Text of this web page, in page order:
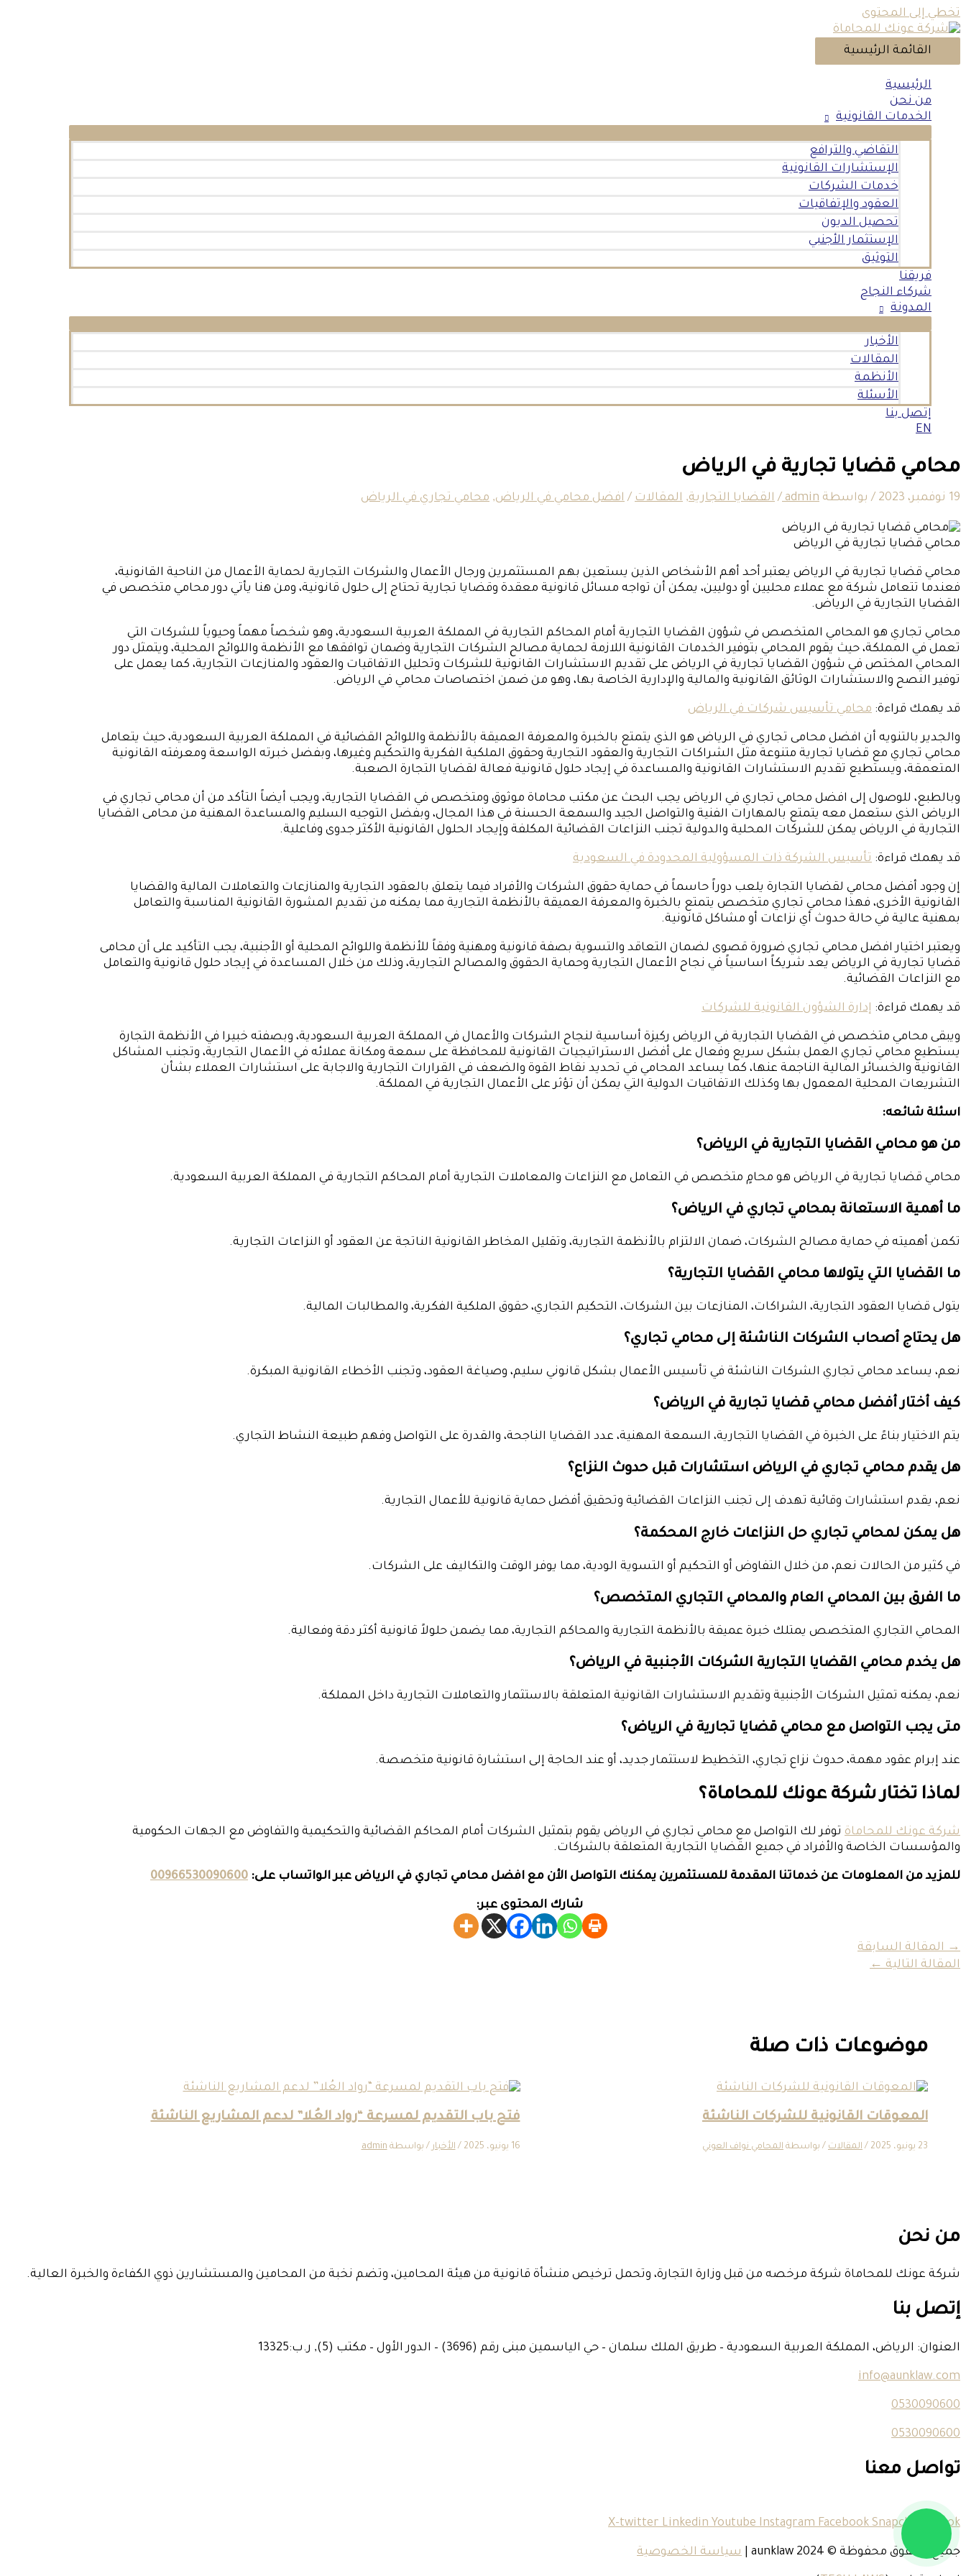
تخطي إلى المحتوى
القائمة الرئيسية
الرئيسية
من نحن
الخدمات القانونية
التقاضي والترافع
الإستشارات القانونية
خدمات الشركات
العقود والإتفاقيات
تحصيل الديون
الإستثمار الأجنبي
التوثيق
فريقنا
شركاء النجاح
المدونة
الأخبار
المقالات
الأنظمة
الأسئلة
إتصل بنا
EN
محامي قضايا تجارية في الرياض
19 نوفمبر، 2023 / بواسطة admin
/القضايا التجارية, المقالات /افضل محامي في الرياض, محامي تجاري في الرياض
محامي قضايا تجارية في الرياض
محامي قضايا تجارية في الرياض يعتبر أحد أهم الأشخاص الذين يستعين بهم المستثمرين ورجال الأعمال والشركات التجارية لحماية الأعمال من الناحية القانونية،
فعندما تتعامل شركة مع عملاء محليين أو دوليين، يمكن أن تواجه مسائل قانونية معقدة وقضايا تجارية تحتاج إلى حلول قانونية، ومن هنا يأتي دور محامي متخصص في
القضايا التجارية في الرياض.
محامي تجاري هو المحامي المتخصص في شؤون القضايا التجارية أمام المحاكم التجارية في المملكة العربية السعودية، وهو شخصاً مهماً وحيوياً للشركات التي
تعمل في المملكة، حيث يقوم المحامي بتوفير الخدمات القانونية اللازمة لحماية مصالح الشركات التجارية وضمان توافقها مع الأنظمة واللوائح المحلية، ويتمثل دور
المحامي المختص في شؤون القضايا تجارية في الرياض على تقديم الاستشارات القانونية للشركات وتحليل الاتفاقيات والعقود والمنازعات التجارية، كما يعمل على
توفير النصح والاستشارات الوثائق القانونية والمالية والإدارية الخاصة بها، وهو من ضمن اختصاصات محامي في الرياض.
قد يهمك قراءة: محامي تأسيس شركات في الرياض
والجدير بالتنويه أن افضل محامى تجاري في الرياض هو الذي يتمتع بالخبرة والمعرفة العميقة بالأنظمة واللوائح القضائية في المملكة العربية السعودية، حيث يتعامل
محامي تجاري مع قضايا تجارية متنوعة مثل الشراكات التجارية والعقود التجارية وحقوق الملكية الفكرية والتحكيم وغيرها، وبفضل خبرته الواسعة ومعرفته القانونية
المتعمقة، ويستطيع تقديم الاستشارات القانونية والمساعدة في إيجاد حلول قانونية فعالة لقضايا التجارة الصعبة.
وبالطبع، للوصول إلى افضل محامي تجاري في الرياض يجب البحث عن مكتب محاماة موثوق ومتخصص في القضايا التجارية، ويجب أيضاً التأكد من أن محامي تجاري في
الرياض الذي ستعمل معه يتمتع بالمهارات الفنية والتواصل الجيد والسمعة الحسنة في هذا المجال، وبفضل التوجيه السليم والمساعدة المهنية من محامى القضايا
التجارية في الرياض يمكن للشركات المحلية والدولية تجنب النزاعات القضائية المكلفة وإيجاد الحلول القانونية الأكثر جدوى وفاعلية.
قد يهمك قراءة: تأسيس الشركة ذات المسؤولية المحدودة في السعودية
إن وجود أفضل محامي لقضايا التجارة يلعب دوراً حاسماً في حماية حقوق الشركات والأفراد فيما يتعلق بالعقود التجارية والمنازعات والتعاملات المالية والقضايا
القانونية الأخرى، فهذا محامي تجاري متخصص يتمتع بالخبرة والمعرفة العميقة بالأنظمة التجارية مما يمكنه من تقديم المشورة القانونية المناسبة والتعامل
بمهنية عالية في حالة حدوث أي نزاعات أو مشاكل قانونية.
ويعتبر اختيار افضل محامي تجاري ضرورة قصوى لضمان التعاقد والتسوية بصفة قانونية ومهنية وفقاً للأنظمة واللوائح المحلية أو الأجنبية، يجب التأكيد على أن محامى
قضايا تجارية في الرياض يعد شريكاً اساسياً في نجاح الأعمال التجارية وحماية الحقوق والمصالح التجارية، وذلك من خلال المساعدة في إيجاد حلول قانونية والتعامل
مع النزاعات القضائية.
قد يهمك قراءة: إدارة الشؤون القانونية للشركات
ويبقى محامي متخصص في القضايا التجارية في الرياض ركيزة أساسية لنجاح الشركات والأعمال في المملكة العربية السعودية، وبصفته خبيرا في الأنظمة التجارة
يستطيع محامي تجاري العمل بشكل سريع وفعال على أفضل الاستراتيجيات القانونية للمحافظة على سمعة ومكانة عملائه في الأعمال التجارية، وتجنب المشاكل
القانونية والخسائر المالية الناجمة عنها، كما يساعد المحامي في تحديد نقاط القوة والضعف في القرارات التجارية والاجابة على استشارات العملاء بشأن
التشريعات المحلية المعمول بها وكذلك الاتفاقيات الدولية التي يمكن أن تؤثر على الأعمال التجارية في المملكة.
اسئلة شائعه:
من هو محامي القضايا التجارية في الرياض؟
محامي قضايا تجارية في الرياض هو محامٍ متخصص في التعامل مع النزاعات والمعاملات التجارية أمام المحاكم التجارية في المملكة العربية السعودية.
ما أهمية الاستعانة بمحامي تجاري في الرياض؟
تكمن أهميته في حماية مصالح الشركات، ضمان الالتزام بالأنظمة التجارية، وتقليل المخاطر القانونية الناتجة عن العقود أو النزاعات التجارية.
ما القضايا التي يتولاها محامي القضايا التجارية؟
يتولى قضايا العقود التجارية، الشراكات، المنازعات بين الشركات، التحكيم التجاري، حقوق الملكية الفكرية، والمطالبات المالية.
هل يحتاج أصحاب الشركات الناشئة إلى محامي تجاري؟
نعم، يساعد محامي تجاري الشركات الناشئة في تأسيس الأعمال بشكل قانوني سليم، وصياغة العقود، وتجنب الأخطاء القانونية المبكرة.
كيف أختار أفضل محامي قضايا تجارية في الرياض؟
يتم الاختيار بناءً على الخبرة في القضايا التجارية، السمعة المهنية، عدد القضايا الناجحة، والقدرة على التواصل وفهم طبيعة النشاط التجاري.
هل يقدم محامي تجاري في الرياض استشارات قبل حدوث النزاع؟
نعم، يقدم استشارات وقائية تهدف إلى تجنب النزاعات القضائية وتحقيق أفضل حماية قانونية للأعمال التجارية.
هل يمكن لمحامي تجاري حل النزاعات خارج المحكمة؟
في كثير من الحالات نعم، من خلال التفاوض أو التحكيم أو التسوية الودية، مما يوفر الوقت والتكاليف على الشركات.
ما الفرق بين المحامي العام والمحامي التجاري المتخصص؟
المحامي التجاري المتخصص يمتلك خبرة عميقة بالأنظمة التجارية والمحاكم التجارية، مما يضمن حلولاً قانونية أكثر دقة وفعالية.
هل يخدم محامي القضايا التجارية الشركات الأجنبية في الرياض؟
نعم، يمكنه تمثيل الشركات الأجنبية وتقديم الاستشارات القانونية المتعلقة بالاستثمار والتعاملات التجارية داخل المملكة.
متى يجب التواصل مع محامي قضايا تجارية في الرياض؟
عند إبرام عقود مهمة، حدوث نزاع تجاري، التخطيط لاستثمار جديد، أو عند الحاجة إلى استشارة قانونية متخصصة.
لماذا تختار شركة عونك للمحاماة؟
شركة عونك للمحاماة توفر لك التواصل مع محامي تجاري في الرياض يقوم بتمثيل الشركات أمام المحاكم القضائية والتحكيمية والتفاوض مع الجهات الحكومية
والمؤسسات الخاصة والأفراد في جميع القضايا التجارية المتعلقة بالشركات.
للمزيد من المعلومات عن خدماتنا المقدمة للمستثمرين يمكنك التواصل الأن مع افضل محامي تجاري في الرياض عبر الواتساب على: 00966530090600
شارك المحتوى عبر:
→المقالة السابقة
المقالة التالية←
موضوعات ذات صلة
المعوقات القانونية للشركات الناشئة
23 يونيو، 2025 / المقالات / بواسطة المحامي نواف العوني
فتح باب التقديم لمسرعة “رواد العُلا” لدعم المشاريع الناشئة
16 يونيو، 2025 / الأخبار / بواسطة admin
من نحن
شركة عونك للمحاماة شركة مرخصه من قبل وزارة التجارة، وتحمل ترخيص منشأة قانونية من هيئة المحامين، وتضم نخبة من المحامين والمستشارين ذوي الكفاءة والخبرة العالية.
إتصل بنا
العنوان: الرياض، المملكة العربية السعودية – طريق الملك سلمان – حي الياسمين مبنى رقم (3696) – الدور الأول – مكتب (5), ر.ب:13325
info@aunklaw.com
0530090600
0530090600
تواصل معنا
X-twitter Linkedin Youtube Instagram Facebook Snapchat Tiktok
جميع الحقوق محفوظة © 2024 aunklaw سياسة الخصوصية